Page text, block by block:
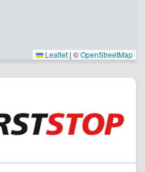
Leaflet | ©OpenStreetMap